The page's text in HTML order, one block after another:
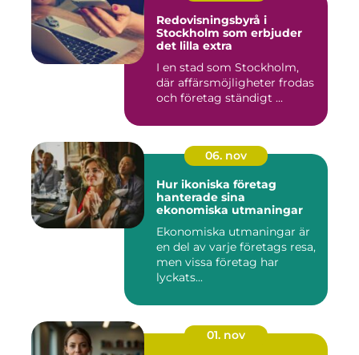
Redovisningsbyrå i
Stockholm som erbjuder
det lilla extra
I en stad som Stockholm,
där affärsmöjligheter frodas
och företag ständigt ...
06. nov
Hur ikoniska företag
hanterade sina
ekonomiska utmaningar
Ekonomiska utmaningar är
en del av varje företags resa,
men vissa företag har
lyckats...
01. nov